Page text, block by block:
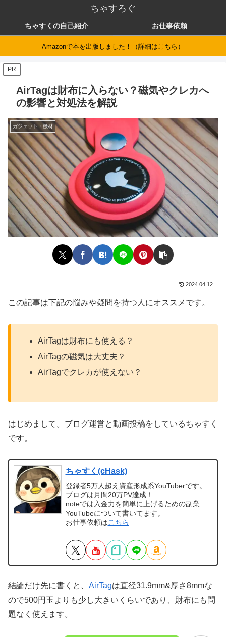
ちゃすろぐ
ちゃすくの自己紹介 お仕事依頼
Amazonで本を出版しました！（詳細はこちら）
PR
AirTagは財布に入らない？磁気やクレカへ
の影響と対処法を解説
ガジェット・機材
2024.04.12
この記事は下記の悩みや疑問を持つ人にオススメです。
AirTagは財布にも使える？
AirTagの磁気は大丈夫？
AirTagでクレカが使えない？
はじめまして。ブログ運営と動画投稿をしているちゃすく
です。
ちゃすく(cHask)
登録者5万人超え資産形成系YouTuberです。
ブログは月間20万PV達成！
noteでは入金力を簡単に上げるための副業
YouTubeについて書いてます。
お仕事依頼はこちら
結論だけ先に書くと、 AirTagは直径31.9mm&厚さ8mmな
ので500円玉よりも少し大きいくらいであり、財布にも問
題なく使えます。